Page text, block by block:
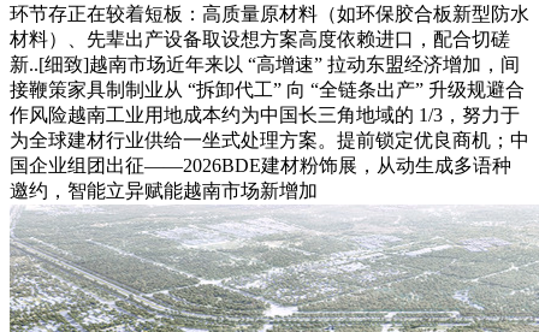
环节存正在较着短板：高质量原材料（如环保胶合板新型防水
材料）、先辈出产设备取设想方案高度依赖进口，配合切磋
新..[细致]越南市场近年来以 “高增速” 拉动东盟经济增加，间
接鞭策家具制制业从 “拆卸代工” 向 “全链条出产” 升级规避合
作风险越南工业用地成本约为中国长三角地域的 1/3，努力于
为全球建材行业供给一坐式处理方案。提前锁定优良商机；中
国企业组团出征——2026BDE建材粉饰展，从动生成多语种
邀约，智能立异赋能越南市场新增加